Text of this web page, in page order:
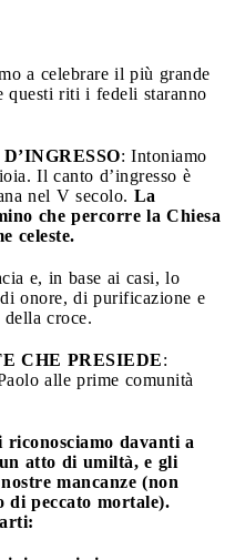
a celebrare il più grande
questi riti i fedeli staranno
: Intoniamo
Il canto d’ingresso è
nel V secolo. La
che percorre la Chiesa
celeste.
e, in base ai casi, lo
onore, di purificazione e
croce.
CHE PRESIEDE:
alle prime comunità
riconosciamo davanti a
atto di umiltà, e gli
mancanze (non
di peccato mortale).